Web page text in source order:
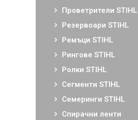
Проветрители STIHL
Резервоари STIHL
Ремъци STIHL
Рингове STIHL
Ролки STIHL
Сегменти STIHL
Семеринги STIHL
Спирачни ленти